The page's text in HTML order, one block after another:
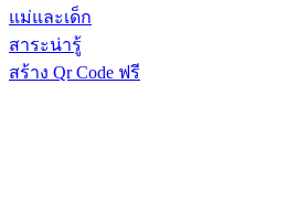
แม่และเด็ก
สาระน่ารู้
สร้าง Qr Code ฟรี